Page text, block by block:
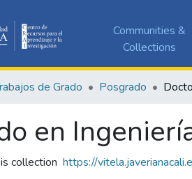
Communities &
Collections
de Grado Posgrado
en
collection https://